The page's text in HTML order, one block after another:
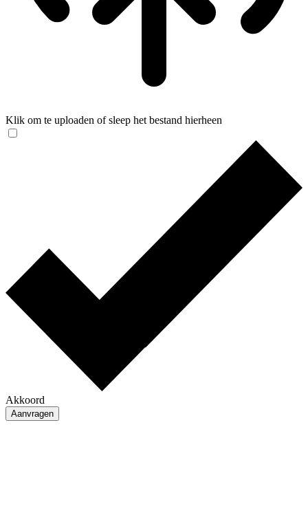
Klik om te uploaden of sleep het bestand hierheen
Akkoord
Aanvragen